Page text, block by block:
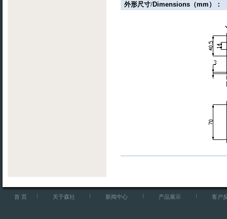
外形尺寸/Dimensions （mm ）：
首 页 关于森社 新闻中心 产品展示 客户